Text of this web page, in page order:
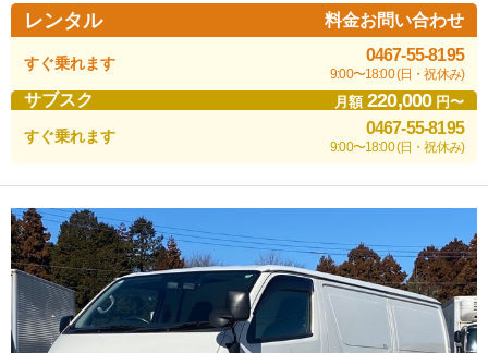
レンタル 料金お問い合わせ
すぐ乗れます 0467-55-8195
9:00〜18:00 (日・祝休み)
サブスク 月額220,000円〜
すぐ乗れます 0467-55-8195
9:00〜18:00 (日・祝休み)